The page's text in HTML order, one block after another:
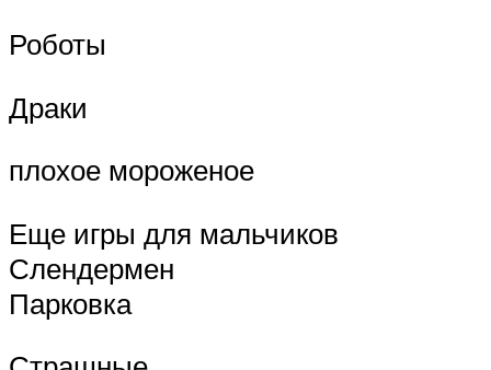
Роботы
Драки
плохое мороженое
Еще игры для мальчиков
Слендермен
Парковка